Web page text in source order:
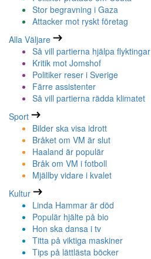
Stor begravning i Gaza
Attacker mot ryskt företag
Alla Väljare
Så vill partierna hjälpa flyktingar
Kritik mot Jomshof
Politiker reser i Sverige
Färre assistenter
Så vill partierna rädda klimatet
Sport
Bilder ska visa idrott
Bråket om VM är slut
Haaland är populär
Bråk om VM i fotboll
Mjällby vidare i kvalet
Kultur
Linda Hammar är död
Populär hjälte på bio
Hon ska dansa i tv
Titta på viktiga maskiner
Tips på lättlästa böcker